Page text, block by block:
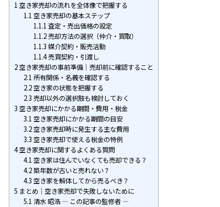
1 空き家売却の流れを全体像で把握する
1.1 空き家売却の基本ステップ
1.1.1 査定・売出価格の設定
1.1.2売却方法の選択（仲介・買取）
1.1.3 媒介契約・販売活動
1.1.4売買契約・引渡し
2空き家売却の事前準備｜売却前に確認すること
2.1 所有関係・名義を確認する
2.2空き家の状態を把握する
2.3 売却以外の選択肢も検討しておく
3 空き家売却にかかる期間・費用・税金
3.1 空き家売却にかかる期間の目安
3.2空き家売却時に発生する主な費用
3.3 空き家売却で使える税金の特例
4空き家売却に関するよくある質問
4.1 空き家は住んでいなくても売却できる？
4.2築年数が古いと売れない？
4.3 空き家を解体してから売るべき？
5 まとめ｜空き家売却で失敗しないために
5.1 清水 昭浩 ― この記事の監修者 ―